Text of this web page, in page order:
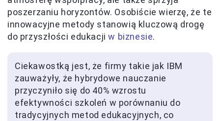
poszerzaniu horyzontów. Osobiście wierzę, że te
innowacyjne metody stanowią kluczową drogę
do przyszłości edukacjiw biznesie.
Ciekawostką jest, że firmy takie jak IBM
zauważyły, że hybrydowe nauczanie
przyczyniło się do 40% wzrostu
efektywności szkoleń w porównaniu do
tradycyjnych metod edukacyjnych, co